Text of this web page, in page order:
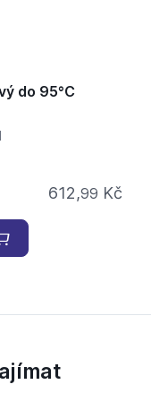
do 95°C
612,99 Kč